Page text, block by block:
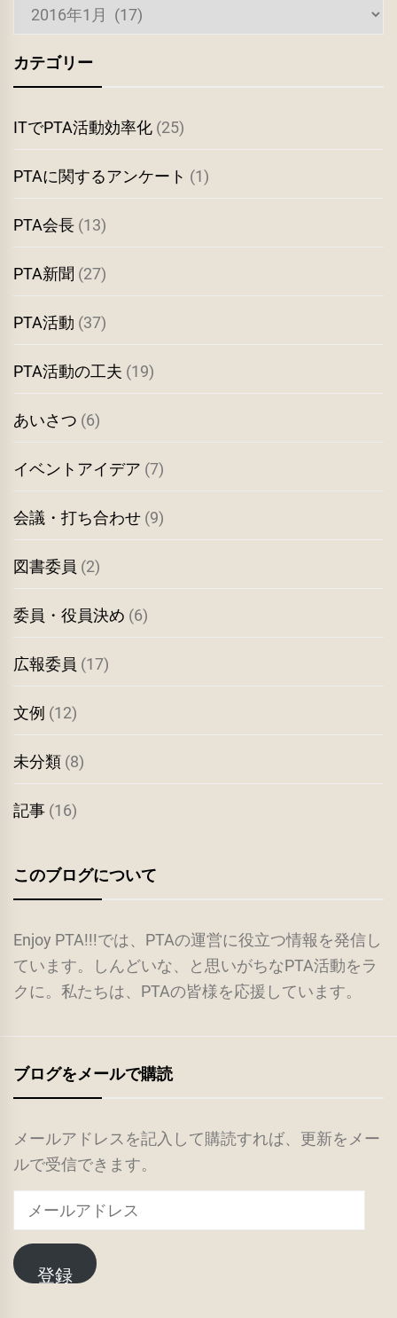
カ
イ
カテゴリー
ITでPTA活動効率化 (25)
PTAに関するアンケート (1)
PTA会長 (13)
PTA新聞 (27)
PTA活動 (37)
PTA活動の工夫 (19)
あいさつ (6)
イベントアイデア (7)
会議・打ち合わせ (9)
図書委員 (2)
委員・役員決め (6)
広報委員 (17)
文例 (12)
未分類 (8)
記事 (16)
このブログについて
Enjoy PTA!!!では、PTAの運営に役立つ情報を発信し
ています。しんどいな、と思いがちなPTA活動をラ
クに。私たちは、PTAの皆様を応援しています。
ブログをメールで購読
メールアドレスを記入して購読すれば、更新をメー
ルで受信できます。
ー
ル
ア 登録